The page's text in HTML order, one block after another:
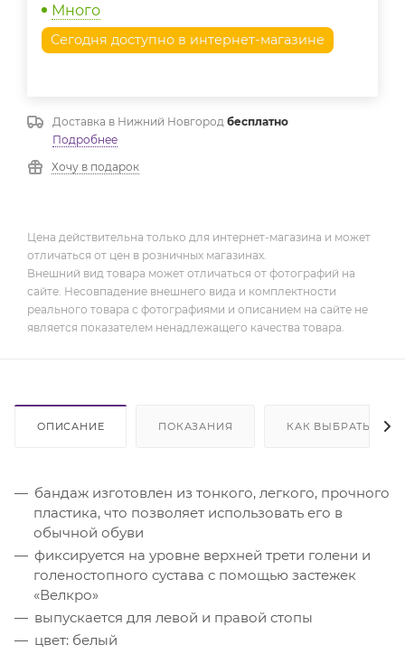
Много
Сегодня доступно в интернет-магазине
Доставка в Нижний Новгород бесплатно
Подробнее
Хочу в подарок
Цена действительна только для интернет-магазина и может
отличаться от цен в розничных магазинах.
Внешний вид товара может отличаться от фотографий на
сайте. Несовпадение внешнего вида и комплектности
реального товара с фотографиями и описанием на сайте не
является показателем ненадлежащего качества товара.
ОПИСАНИЕ ПОКАЗАНИЯ КАК ВЫБРАТЬ
бандаж изготовлен из тонкого, легкого, прочного
пластика, что позволяет использовать его в
обычной обуви
фиксируется на уровне верхней трети голени и
голеностопного сустава с помощью застежек
«Велкро»
выпускается для левой и правой стопы
цвет: белый